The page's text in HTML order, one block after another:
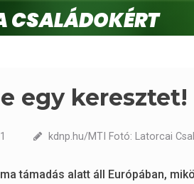
egy
kdnp.hu/MTI Fotó: Latorcai
támadás alatt áll Európában,